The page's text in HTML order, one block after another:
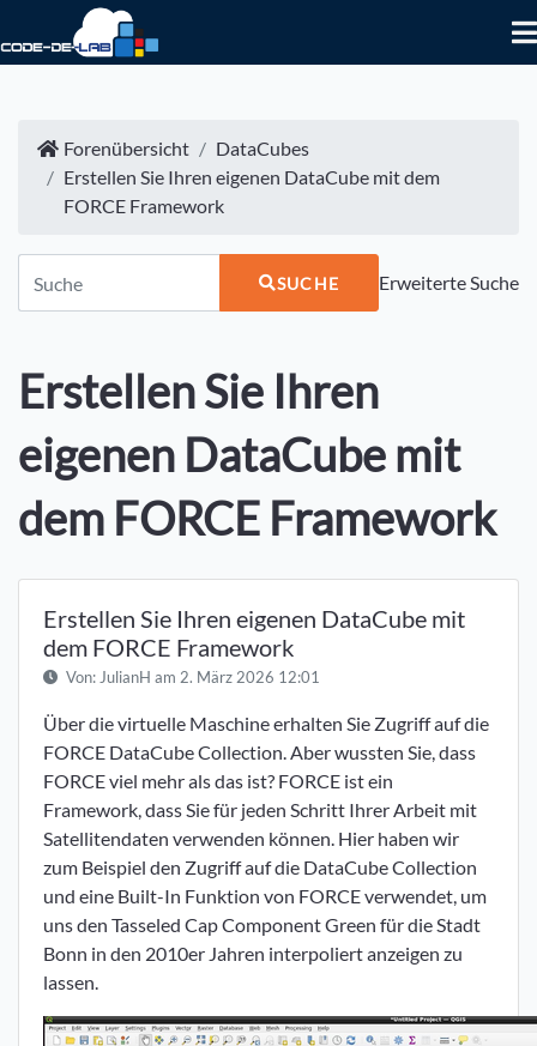
Forenübersicht
DataCubes
Erstellen Sie Ihren eigenen DataCube mit dem
FORCE Framework
SUCHE Erweiterte Suche
Erstellen Sie Ihren
eigenen DataCube mit
dem FORCE Framework
Erstellen Sie Ihren eigenen DataCube mit
dem FORCE Framework
Von: JulianH am 2. März 2026 12:01
Über die virtuelle Maschine erhalten Sie Zugriff auf die
FORCE DataCube Collection. Aber wussten Sie, dass
FORCE viel mehr als das ist? FORCE ist ein
Framework, dass Sie für jeden Schritt Ihrer Arbeit mit
Satellitendaten verwenden können. Hier haben wir
zum Beispiel den Zugriff auf die DataCube Collection
und eine Built-In Funktion von FORCE verwendet, um
uns den Tasseled Cap Component Green für die Stadt
Bonn in den 2010er Jahren interpoliert anzeigen zu
lassen.